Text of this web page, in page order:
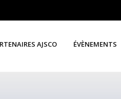
AJSCO ÉVÈNEMENTS